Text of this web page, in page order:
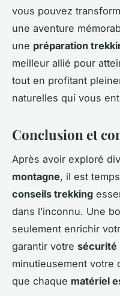
vous pouvez
une aventure
une préparation
meilleur allié pour
tout en profitant
naturelles qui vous
Conclusion et
Après avoir exploré
montagne, il est
conseils trekking
dans l’inconnu. Une
seulement enrichir
garantir votre sécurité
minutieusement votre
que chaque matériel